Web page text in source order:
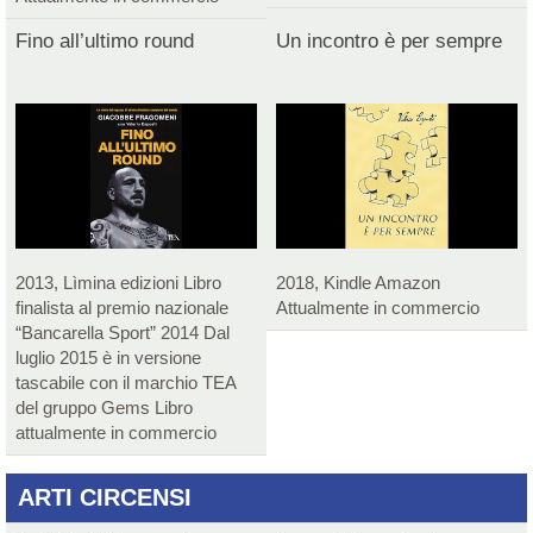
Fino all’ultimo round
2013, Lìmina edizioni Libro
finalista al premio nazionale
“Bancarella Sport” 2014 Dal
luglio 2015 è in versione
tascabile con il marchio TEA
del gruppo Gems Libro
attualmente in commercio
Un incontro è per sempre
2018, Kindle Amazon
Attualmente in commercio
ARTI CIRCENSI